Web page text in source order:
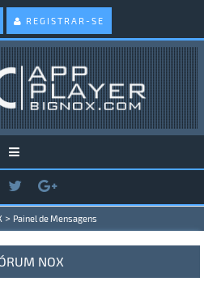
REGISTRAR-SE
> Painel de Mensagens
NOX